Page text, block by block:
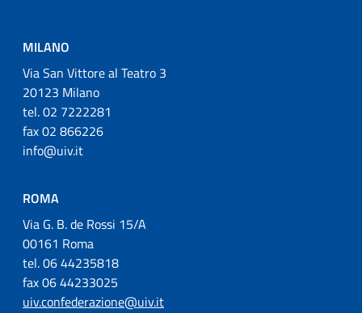
MILANO
Via San Vittore al Teatro 3
20123 Milano
tel. 02 7222281
fax 02 866226
info@uiv.it
ROMA
Via G. B. de Rossi 15/A
00161 Roma
tel. 06 44235818
fax 06 44233025
uiv.confederazione@uiv.it